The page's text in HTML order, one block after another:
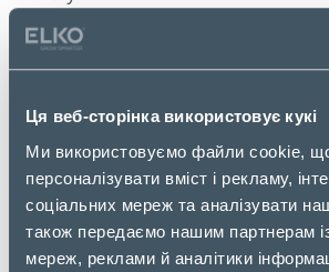
Ця веб-сторінка використовує кукі
Ми використовуємо файли cookie,
персоналізувати вміст і рекламу,
соціальних мереж та аналізувати
також передаємо нашим партнерам
мереж, реклами й аналітики
Висота упаковки
Ширина упаковки
10.3 см
Вага без упаковки
0.01 кг
Рівень параметра
3